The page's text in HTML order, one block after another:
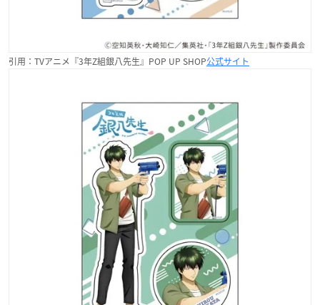
引用：TVアニメ『3年Z組銀八先生』POP UP SHOP公式サイト